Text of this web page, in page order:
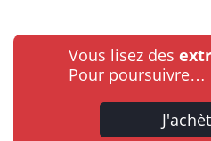
Vous lisez des
Pour poursuivre…